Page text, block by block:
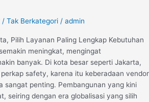
/ Tak Berkategori / admin
Pilih Layanan Paling Lengkap Kebutuhan
meningkat, mengingat
banyak. Di kota besar seperti Jakarta,
safety, karena itu keberadaan vendor
sangat penting. Pembangunan yang kini
seiring dengan era globalisasi yang silih